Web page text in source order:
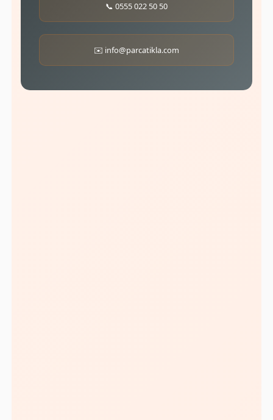
📞 0555 022 50 50
✉️ info@parcatikla.com